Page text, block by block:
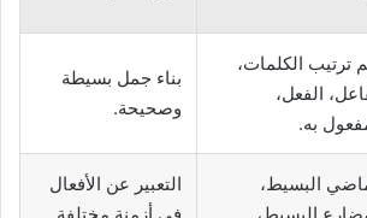
ترتيب الكلمات،
الفعل،
به.
بناء جمل بسيطة
وصحيحة.
البسيط،
التعبير عن الأفعال